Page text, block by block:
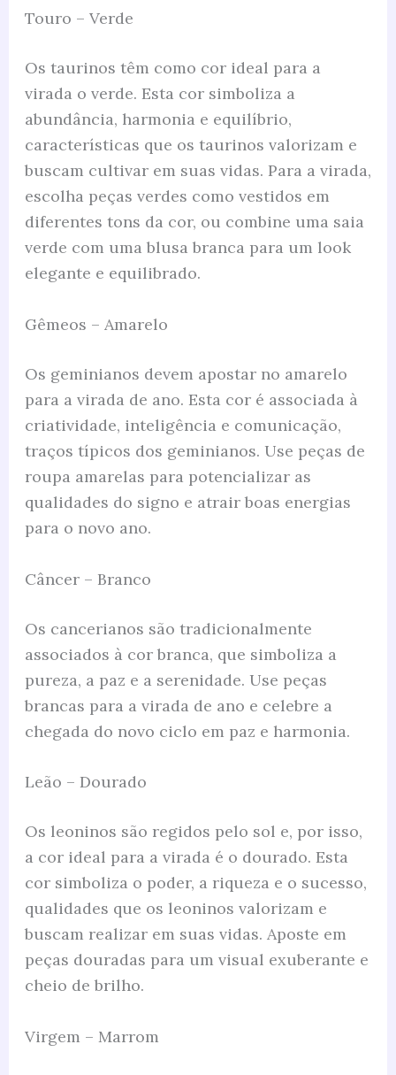
Touro – Verde
Os taurinos têm como cor ideal para a
virada o verde. Esta cor simboliza a
abundância, harmonia e equilíbrio,
características que os taurinos valorizam e
buscam cultivar em suas vidas. Para a virada,
escolha peças verdes como vestidos em
diferentes tons da cor, ou combine uma saia
verde com uma blusa branca para um look
elegante e equilibrado.
Gêmeos – Amarelo
Os geminianos devem apostar no amarelo
para a virada de ano. Esta cor é associada à
criatividade, inteligência e comunicação,
traços típicos dos geminianos. Use peças de
roupa amarelas para potencializar as
qualidades do signo e atrair boas energias
para o novo ano.
Câncer – Branco
Os cancerianos são tradicionalmente
associados à cor branca, que simboliza a
pureza, a paz e a serenidade. Use peças
brancas para a virada de ano e celebre a
chegada do novo ciclo em paz e harmonia.
Leão – Dourado
Os leoninos são regidos pelo sol e, por isso,
a cor ideal para a virada é o dourado. Esta
cor simboliza o poder, a riqueza e o sucesso,
qualidades que os leoninos valorizam e
buscam realizar em suas vidas. Aposte em
peças douradas para um visual exuberante e
cheio de brilho.
Virgem – Marrom